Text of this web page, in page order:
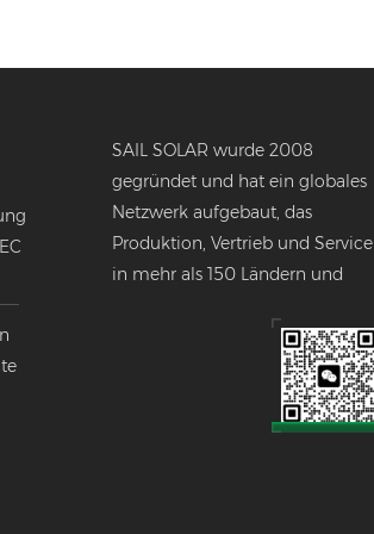
SAIL SOLAR wurde 2008
gegründet und hat ein globales
Netzwerk aufgebaut, das
Produktion, Vertrieb und Service
in mehr als 150 Ländern und